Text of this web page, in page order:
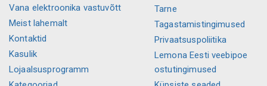
Vana elektroonika vastuvõtt
Meist lahemalt
Kontaktid
Kasulik
Lojaalsusprogramm
Tarne
Tagastamistingimused
Privaatsuspoliitika
Lemona Eesti veebipoe
ostutingimused